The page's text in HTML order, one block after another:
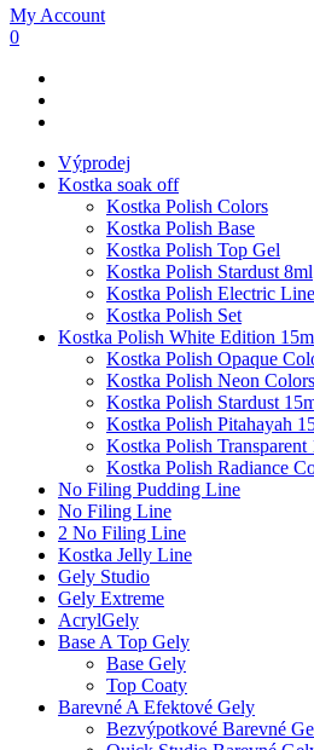
My Account
0
Výprodej
Kostka soak off
Kostka Polish Colors
Kostka Polish Base
Kostka Polish Top Gel
Kostka Polish Stardust 8ml
Kostka Polish Electric
Kostka Polish Set
Kostka Polish White Edition
Kostka Polish Opaque
Kostka Polish Neon
Kostka Polish Stardust
Kostka Polish Pitahayah
Kostka Polish Transparent
Kostka Polish Radiance
No Filing Pudding Line
No Filing Line
2 No Filing Line
Kostka Jelly Line
Gely Studio
Gely Extreme
AcrylGely
Base A Top Gely
Base Gely
Top Coaty
Barevné A Efektové Gely
Bezvýpotkové Barevné